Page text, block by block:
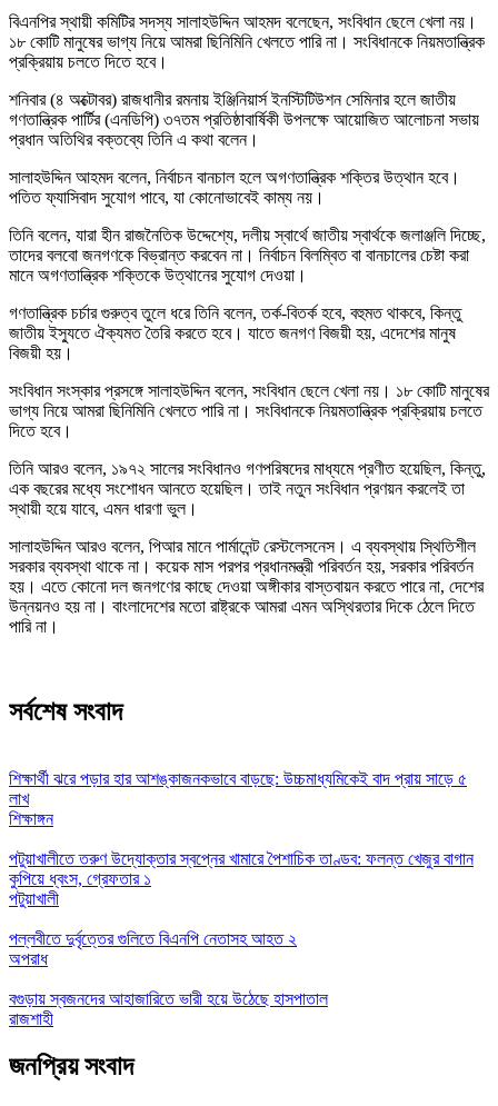
বিএনপির স্থায়ী কমিটির সদস্য সালাহউদ্দিন আহমদ বলেছেন, সংবিধান ছেলে খেলা নয়।
১৮ কোটি মানুষের ভাগ্য নিয়ে আমরা ছিনিমিনি খেলতে পারি না। সংবিধানকে নিয়মতান্ত্রিক
প্রক্রিয়ায় চলতে দিতে হবে।
শনিবার (৪ অক্টোবর) রাজধানীর রমনায় ইঞ্জিনিয়ার্স ইনস্টিটিউশন সেমিনার হলে জাতীয়
গণতান্ত্রিক পার্টির (এনডিপি) ৩৭তম প্রতিষ্ঠাবার্ষিকী উপলক্ষে আয়োজিত আলোচনা সভায়
প্রধান অতিথির বক্তব্যে তিনি এ কথা বলেন।
সালাহউদ্দিন আহমদ বলেন, নির্বাচন বানচাল হলে অগণতান্ত্রিক শক্তির উত্থান হবে।
পতিত ফ্যাসিবাদ সুযোগ পাবে, যা কোনোভাবেই কাম্য নয়।
তিনি বলেন, যারা হীন রাজনৈতিক উদ্দেশ্যে, দলীয় স্বার্থে জাতীয় স্বার্থকে জলাঞ্জলি দিচ্ছে,
তাদের বলবো জনগণকে বিভ্রান্ত করবেন না। নির্বাচন বিলম্বিত বা বানচালের চেষ্টা করা
মানে অগণতান্ত্রিক শক্তিকে উত্থানের সুযোগ দেওয়া।
গণতান্ত্রিক চর্চার গুরুত্ব তুলে ধরে তিনি বলেন, তর্ক-বিতর্ক হবে, বহুমত থাকবে, কিন্তু
জাতীয় ইস্যুতে ঐক্যমত তৈরি করতে হবে। যাতে জনগণ বিজয়ী হয়, এদেশের মানুষ
বিজয়ী হয়।
সংবিধান সংস্কার প্রসঙ্গে সালাহউদ্দিন বলেন, সংবিধান ছেলে খেলা নয়। ১৮ কোটি মানুষের
ভাগ্য নিয়ে আমরা ছিনিমিনি খেলতে পারি না। সংবিধানকে নিয়মতান্ত্রিক প্রক্রিয়ায় চলতে
দিতে হবে।
তিনি আরও বলেন, ১৯৭২ সালের সংবিধানও গণপরিষদের মাধ্যমে প্রণীত হয়েছিল, কিন্তু,
এক বছরের মধ্যে সংশোধন আনতে হয়েছিল। তাই নতুন সংবিধান প্রণয়ন করলেই তা
স্থায়ী হয়ে যাবে, এমন ধারণা ভুল।
সালাহউদ্দিন আরও বলেন, পিআর মানে পার্মানেন্ট রেস্টলেসনেস। এ ব্যবস্থায় স্থিতিশীল
সরকার ব্যবস্থা থাকে না। কয়েক মাস পরপর প্রধানমন্ত্রী পরিবর্তন হয়, সরকার পরিবর্তন
হয়। এতে কোনো দল জনগণের কাছে দেওয়া অঙ্গীকার বাস্তবায়ন করতে পারে না, দেশের
উন্নয়নও হয় না। বাংলাদেশের মতো রাষ্ট্রকে আমরা এমন অস্থিরতার দিকে ঠেলে দিতে
পারি না।
সর্বশেষ সংবাদ
শিক্ষার্থী ঝরে পড়ার হার আশঙ্কাজনকভাবে বাড়ছে: উচ্চমাধ্যমিকেই বাদ প্রায় সাড়ে ৫
লাখ
শিক্ষাঙ্গন
পটুয়াখালীতে তরুণ উদ্যোক্তার স্বপ্নের খামারে পৈশাচিক তাণ্ডব: ফলন্ত খেজুর বাগান
কুপিয়ে ধ্বংস, গ্রেফতার ১
পটুয়াখালী
পল্লবীতে দুর্বৃত্তের গুলিতে বিএনপি নেতাসহ আহত ২
অপরাধ
বগুড়ায় স্বজনদের আহাজারিতে ভারী হয়ে উঠেছে হাসপাতাল
রাজশাহী
জনপ্রিয় সংবাদ